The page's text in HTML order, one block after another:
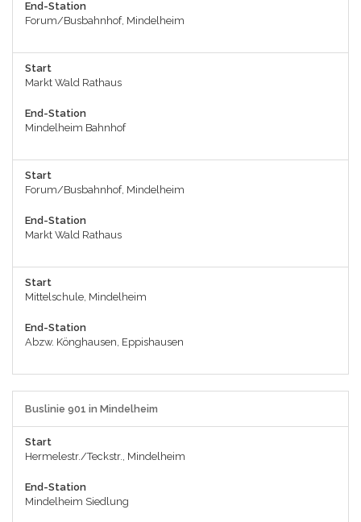
End-Station
Forum/Busbahnhof, Mindelheim
Start
Markt Wald Rathaus
End-Station
Mindelheim Bahnhof
Start
Forum/Busbahnhof, Mindelheim
End-Station
Markt Wald Rathaus
Start
Mittelschule, Mindelheim
End-Station
Abzw. Könghausen, Eppishausen
Buslinie 901 in Mindelheim
Start
Hermelestr./Teckstr., Mindelheim
End-Station
Mindelheim Siedlung